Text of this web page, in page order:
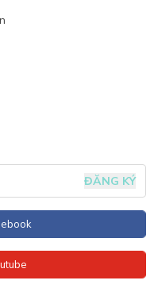
ĐĂNG KÝ